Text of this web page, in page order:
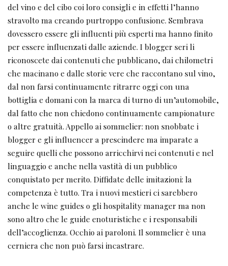
del vino e del cibo coi loro consigli e in effetti l’hanno
stravolto ma creando purtroppo confusione. Sembrava
dovessero essere gli influenti più esperti ma hanno finito
per essere influenzati dalle aziende. I blogger seri li
riconoscete dai contenuti che pubblicano, dai chilometri
che macinano e dalle storie vere che raccontano sul vino,
dal non farsi continuamente ritrarre oggi con una
bottiglia e domani con la marca di turno di un’automobile,
dal fatto che non chiedono continuamente campionature
o altre gratuità. Appello ai sommelier: non snobbate i
blogger e gli influencer a prescindere ma imparate a
seguire quelli che possono arricchirvi nei contenuti e nel
linguaggio e anche nella vastità di un pubblico
conquistato per merito. Diffidate delle imitazioni: la
competenza è tutto. Tra i nuovi mestieri ci sarebbero
anche le wine guides o gli hospitality manager ma non
sono altro che le guide enoturistiche e i responsabili
dell’accoglienza. Occhio ai paroloni. Il sommelier è una
cerniera che non può farsi incastrare.